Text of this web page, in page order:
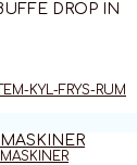
DROP IN
KYL-FRYS-RUM